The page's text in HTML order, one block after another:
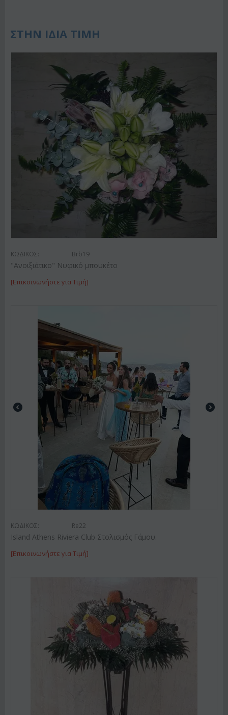
ΣΤΗΝ ΙΔΙΑ ΤΙΜΗ
ΚΩΔΙΚΟΣ: Brb19
"Ανοιξιάτικο" Νυφικό μπουκέτο
[Επικοινωνήστε για Τιμή]
ΚΩΔΙΚΟΣ: Re22
Island Athens Riviera Club Στολισμός Γάμου.
[Επικοινωνήστε για Τιμή]